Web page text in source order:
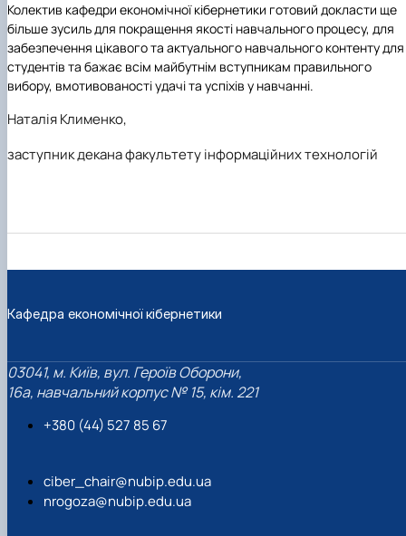
Колектив кафедри економічної кібернетики готовий докласти ще
більше зусиль для покращення якості навчального процесу, для
забезпечення цікавого та актуального навчального контенту для
студентів та бажає всім майбутнім вступникам правильного
вибору, вмотивованості удачі та успіхів у навчанні.
Наталія Клименко,
заступник декана факультету інформаційних технологій
Кафедра економічної кібернетики
03041, м. Київ, вул. Героїв Оборони,
16а, навчальний корпус № 15, кім. 221
+380 (44) 527 85 67‬
ciber_chair@nubip.edu.ua
nrogoza@nubip.edu.ua